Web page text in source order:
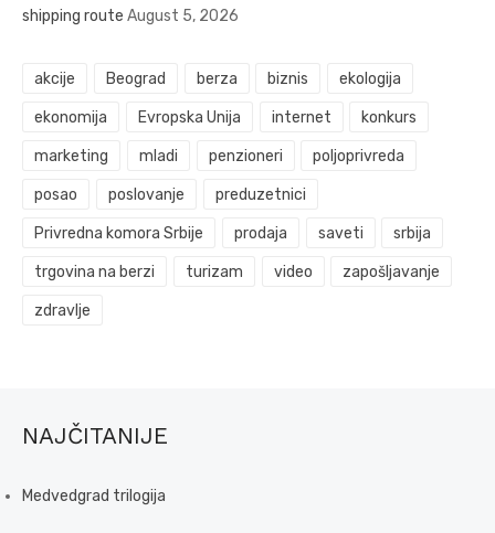
shipping route August 5, 2026
akcije Beograd berza biznis ekologija
ekonomija Evropska Unija internet konkurs
marketing mladi penzioneri poljoprivreda
posao poslovanje preduzetnici
Privredna komora Srbije prodaja saveti srbija
trgovina na berzi turizam video zapošljavanje
zdravlje
NAJČITANIJE
Medvedgrad trilogija